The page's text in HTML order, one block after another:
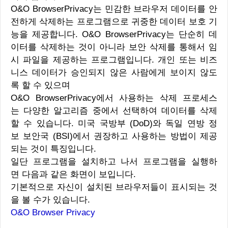
O&O BrowserPrivacy는 민감한 브라우저 데이터를 안
전하게 삭제하는 프로그램으로 귀중한 데이터 보호 기
능을 제공합니다. O&O BrowserPrivacy는 단순히 데
이터를 삭제하는 것이 아니라 보안 삭제를 통해서 임
시 파일을 제공하는 프로그램입니다. 개인 또는 비즈
니스 데이터가 승인되지 않은 사람에게 보이지 않도
록 할 수 있으며
O&O BrowserPrivacy에서 사용하는 삭제 프로세스
는 다양한 알고리즘 중에서 선택하여 데이터를 삭제
할 수 있습니다. 미국 국방부 (DoD)와 독일 연방 정
보 보안국 (BSI)에서 권장하고 사용하는 방법이 제공
되는 것이 특징입니다.
일단 프로그램을 설치하고 나서 프로그램을 실행하
면 다음과 같은 화면이 보입니다.
기본적으로 자신이 설치된 브라우저들이 표시되는 것
을 볼 수가 있습니다.
O&O Browser Privacy